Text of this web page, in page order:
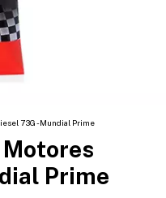
73G - Mundial Prime
Motores
Prime